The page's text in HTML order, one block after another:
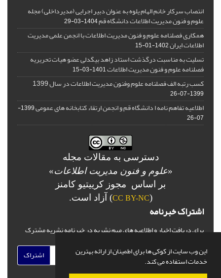
این وب سایت از کوکی ها برای اطمینان از ارائه بهترین
خدمات استفاده می کند.
انتصاب سرکار خانم الهام یلوه به عنوان دبیر اجرایی (مدیرداخلی) مجله
علوم و فنون مدیریت اطلاعات دانشگاه قم1404-03-29
همکاری فصلنامه علوم و فنون مدیریت اطلاعات با انجمن علمی مدیریت
اطلاعات ایران1402-01-15
تسلیت به مناسبت درگذشت استاد زاهد بیگدلی عضو هیات تحریریه
فصلنامه علوم و فنون مدیریت اطلاعات1401-03-15
کسب رتبه الف فصلنامه علوم وفنون مدیریت اطلاعات در سال 1399
1399-07-26
اطلاعیه تفاهم نامه ا دانشگاه قم و انجمن ارتقاء کتابخانه های عمومی
1399-
07-26
دسترسی به مقالات مجله
«علوم و فنون مدیریت اطلاعات»
بر اساس مجوز کرییتیو کامنز
(
CC BY-NC) آزاد است.
اشتراک خبرنامه
برای دریافت اخبار و اطلاعیه های مهم نشریه در خبرنامه نشریه مشترک
اشتراک